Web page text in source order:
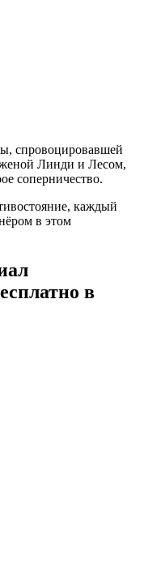
спровоцировавшей
Линди и Лесом,
соперничество.
каждый
в этом
в